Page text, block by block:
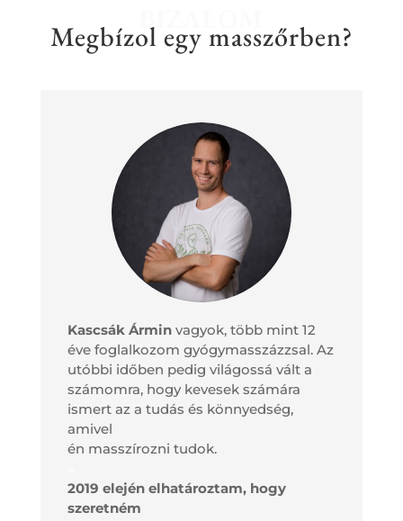
BIZALOM
Megbízol egy masszőrben?
Kascsák Ármin vagyok, több mint 12
éve foglalkozom gyógymasszázzsal. Az
utóbbi időben pedig világossá vált a
számomra, hogy kevesek számára
ismert az a tudás és könnyedség,
amivel
én masszírozni tudok.
2019 elején elhatároztam, hogy
szeretném